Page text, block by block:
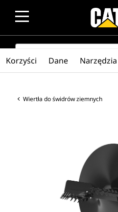
SEARCH
Wiertła do świdrów ziemnych
Korzyści Dane Narzędzia